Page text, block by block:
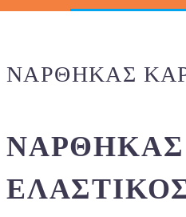
ΝΆΡΘΗΚΑΣ
ΕΛΑΣΤΙΚΌΣ